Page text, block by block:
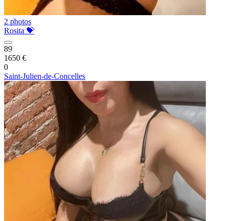
2 photos
Rosita 💝
89
1650 €
0
Saint-Julien-de-Concelles